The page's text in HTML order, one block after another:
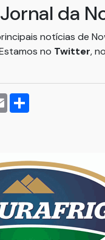
da
notícias de
no Twitter, no
Email